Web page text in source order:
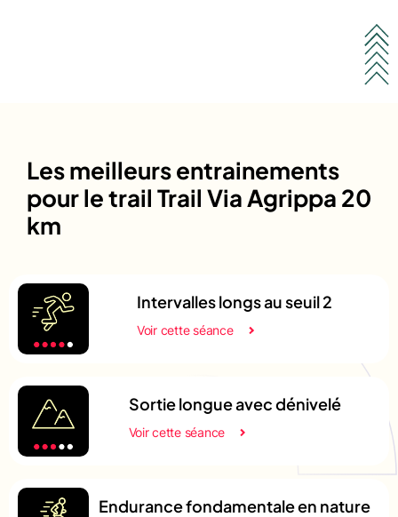
Les meilleurs entrainements
pour le trail Trail Via Agrippa 20
km
Intervalles longs au seuil 2
Voir cette séance
Sortie longue avec dénivelé
Voir cette séance
Endurance fondamentale en nature